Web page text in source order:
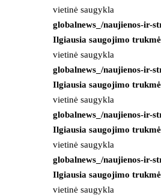
vietinė saugykla
globalnews_/naujienos-ir-
Ilgiausia saugojimo trukmė
vietinė saugykla
globalnews_/naujienos-ir-
Ilgiausia saugojimo trukmė
vietinė saugykla
globalnews_/naujienos-ir-
Ilgiausia saugojimo trukmė
vietinė saugykla
globalnews_/naujienos-ir-
Ilgiausia saugojimo trukmė
vietinė saugykla